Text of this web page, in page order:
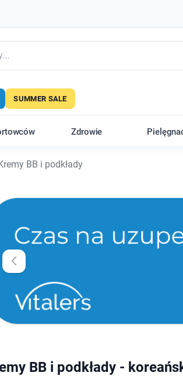
SUMMER SALE
Zdrowie
BB i podkłady
BB i podkłady -